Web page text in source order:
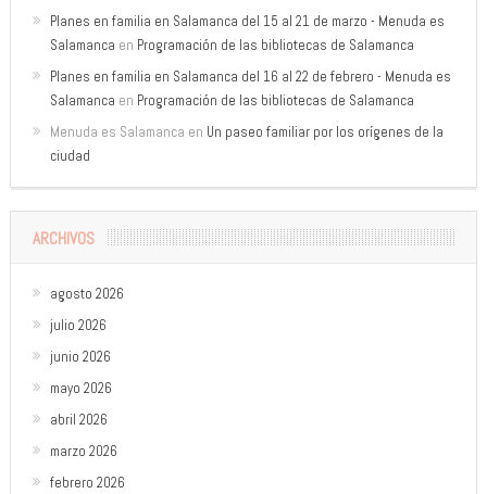
Planes en familia en Salamanca del 15 al 21 de marzo - Menuda es
Salamanca en Programación de las bibliotecas de Salamanca
Planes en familia en Salamanca del 16 al 22 de febrero - Menuda es
Salamanca en Programación de las bibliotecas de Salamanca
Menuda es Salamanca en Un paseo familiar por los orígenes de la
ciudad
ARCHIVOS
agosto 2026
julio 2026
junio 2026
mayo 2026
abril 2026
marzo 2026
febrero 2026